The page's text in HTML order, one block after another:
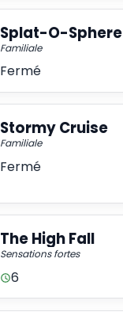
Splat-O-Sphere
Familiale
Fermé
Stormy Cruise
Familiale
Fermé
The High Fall
Sensations fortes
6